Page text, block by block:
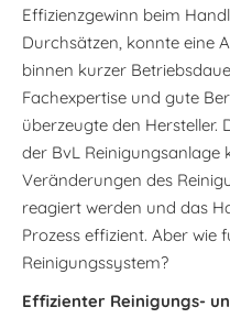
Effizienzgewinn beim
Durchsätzen, konnte eine
binnen kurzer
Fachexpertise und gute
überzeugte den
der BvL Reinigungsanlage
Veränderungen des
reagiert werden und das
Prozess effizient. Aber wie
Reinigungssystem?
Effizienter Reinigungs-